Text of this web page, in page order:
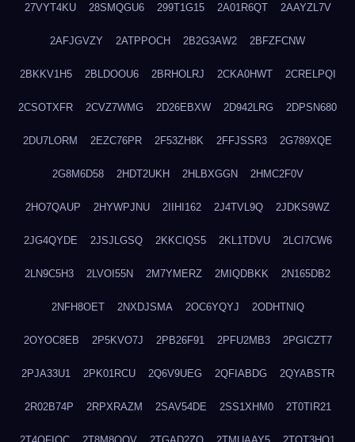
27VYT4KU 28SMQGU6 299T1G15 2A01R6QT 2AAYZL7V
2AFJGVZY 2ATPPOCH 2B2G3AW2 2BFZFCNW
2BKKV1H5 2BLDOOU6 2BRHOLRJ 2CKA0HWT 2CRELPQI
2CSOTXFR 2CVZ7WMG 2D26EBXW 2D942LRG 2DPSN680
2DU7LORM 2EZC76PR 2F53ZH8K 2FFJSSR3 2G789XQE
2G8M6D58 2HDT2UKH 2HLBXGGN 2HMC2F0V
2HO7QAUP 2HYWPJNU 2IIHI162 2J4TVL9Q 2JDKS9WZ
2JG4QYDE 2JSJLGSQ 2KKCIQS5 2KL1TDVU 2LCI7CW6
2LN9C5H3 2LVOI55N 2M7YMERZ 2MIQDBKK 2N165DB2
2NFH8OET 2NXDJSMA 2OC6YQYJ 2ODHTNIQ
2OYOC8EB 2P5KVO7J 2PB26F91 2PFU2MB3 2PGICZT7
2PJA33U1 2PK01RCU 2Q6V9UEG 2QFIABDG 2QYABSTR
2R02B74P 2RPXRAZM 2SAV54DE 2SS1XHM0 2T0TIR21